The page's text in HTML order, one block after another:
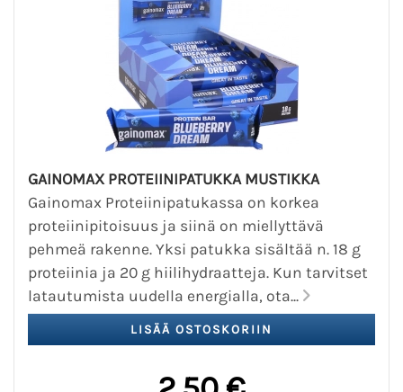
GAINOMAX PROTEIINIPATUKKA MUSTIKKA
Gainomax Proteiinipatukassa on korkea
proteiinipitoisuus ja siinä on miellyttävä
pehmeä rakenne. Yksi patukka sisältää n. 18 g
proteiinia ja 20 g hiilihydraatteja. Kun tarvitset
latautumista uudella energialla, ota...